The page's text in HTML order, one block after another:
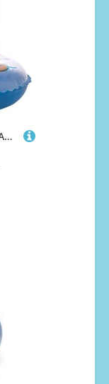
Aizuoni Quietscheente Fürs Auto, Rubber Duck Auto Ornamente - Lustige Enten-Ornamente Für Auto-Armaturenbrett-Raum-Tischdekorationen